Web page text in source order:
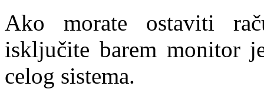
Ako morate ostaviti
isključite barem monitor
celog sistema.